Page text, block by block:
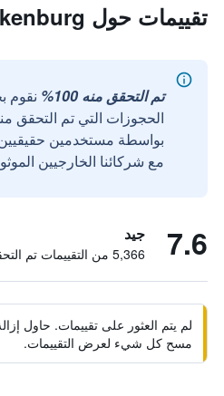
تقييمات حول Parkhotel Valkenburg
تم التحقق منه 100%
نقوم
الحجوزات التي تم التحقق
مع شركائنا الخارجيين
7.6 جيد
5,366 من التقييمات تم التحقق منها
لم يتم العثور على تقييمات. حاول
مسح كل شيء لعرض التقييمات.